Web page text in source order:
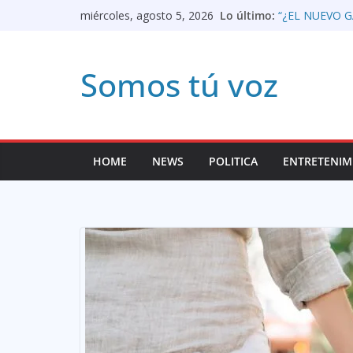
miércoles, agosto 5, 2026 Lo último: “¿EL NUEVO
Apertura del
prensa
«Vamos a
Lorenzo,
Así queda
LIBRE EL
EL CASO
Somos tú voz
HOME NEWS POLITICA